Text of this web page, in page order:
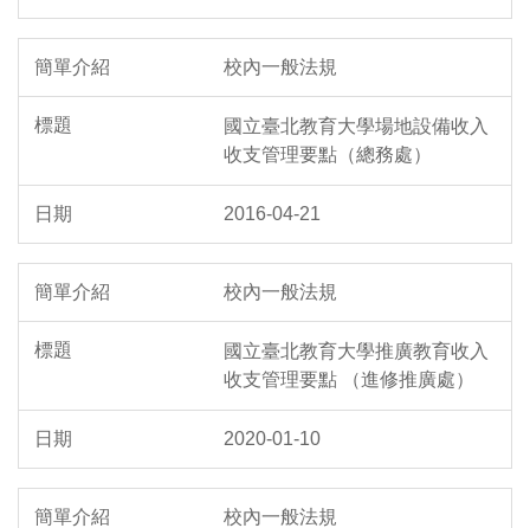
校內一般法規
國立臺北教育大學場地設備收入
收支管理要點（總務處）
2016-04-21
校內一般法規
國立臺北教育大學推廣教育收入
收支管理要點 （進修推廣處）
2020-01-10
校內一般法規